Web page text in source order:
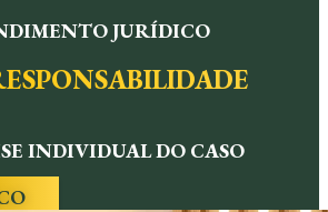
JURÍDICO
INDIVIDUAL DO CASO